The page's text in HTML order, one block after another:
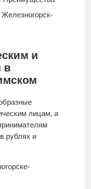
и
в
лицам, а
рублях и